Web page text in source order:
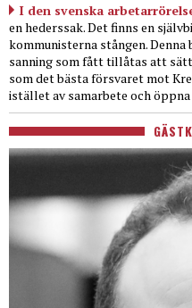
I den svenska
en hederssak. Det finns en
kommunisterna stången.
sanning som fått tillåtas att
som det bästa försvaret mot
istället av samarbete och